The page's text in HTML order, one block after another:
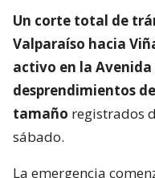
Un corte total de
Valparaíso hacia
activo en la Avenida
desprendimientos
tamaño registrados
sábado.
La emergencia